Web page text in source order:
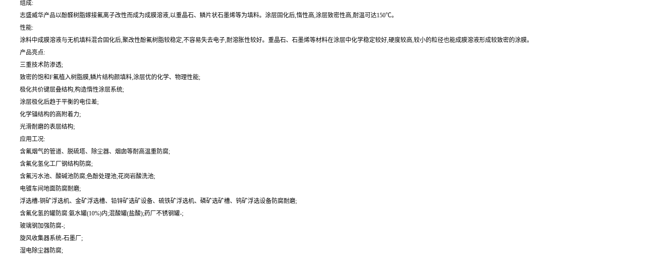
组成:
志盛威华产品以酚醛树脂嫁接氟离子改性而成为成膜溶液,以重晶石、鳞片状石墨烯等为填料。涂层固化后,惰性高,涂层致密性高,耐温可达150℃。
性能:
涂料中成膜溶液与无机填料混合固化后,聚改性酚氟树脂较稳定,不容易失去电子,耐溶胀性较好。重晶石、石墨烯等材料在涂层中化学稳定较好,硬度较高,较小的粒径也能成膜溶液形成较致密的涂膜。
产品亮点:
三重技术防渗透;
致密的饱和F氟植入树脂膜,鳞片结构颜填料,涂层优的化学、物理性能;
极化共价键层叠结构,构造惰性涂层系统;
涂层极化后趋于平衡的电位差;
化学锚结构的高附着力;
光滑耐磨的表层结构;
应用工况:
含氟烟气的管道、脱硫塔、除尘器、烟囱等耐高温重防腐;
含氟化氢化工厂钢结构防腐;
含氟污水池、酸碱池防腐;色酚处理池;花岗岩酸洗池;
电镀车间地面防腐耐磨;
浮选槽-铜矿浮选机、金矿浮选槽、铅锌矿选矿设备、硫铁矿浮选机、磷矿选矿槽、钨矿浮选设备防腐耐磨;
含氟化氢的罐防腐:氨水罐(10%)内;混酸罐(盐酸);药厂不锈钢罐-;
玻璃钢加强防腐-;
旋风收集器系统-石墨厂;
湿电除尘器防腐;